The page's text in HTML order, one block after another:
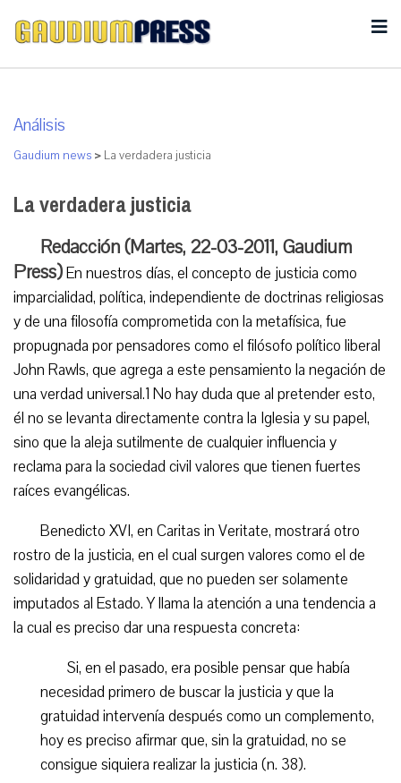
Análisis
Gaudium news > La verdadera justicia
La verdadera justicia
Redacción (Martes, 22-03-2011, Gaudium
Press)En nuestros días, el concepto de justicia como
imparcialidad, política, independiente de doctrinas religiosas
y de una filosofía comprometida con la metafísica, fue
propugnada por pensadores como el filósofo político liberal
John Rawls, que agrega a este pensamiento la negación de
una verdad universal.1 No hay duda que al pretender esto,
él no se levanta directamente contra la Iglesia y su papel,
sino que la aleja sutilmente de cualquier influencia y
reclama para la sociedad civil valores que tienen fuertes
raíces evangélicas.
Benedicto XVI, en Caritas in Veritate, mostrará otro
rostro de la justicia, en el cual surgen valores como el de
solidaridad y gratuidad, que no pueden ser solamente
imputados al Estado. Y llama la atención a una tendencia a
la cual es preciso dar una respuesta concreta:
Si, en el pasado, era posible pensar que había
necesidad primero de buscar la justicia y que la
gratuidad intervenía después como un complemento,
hoy es preciso afirmar que, sin la gratuidad, no se
consigue siquiera realizar la justicia (n. 38).